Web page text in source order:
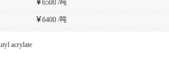
￥6500 /吨
￥6400 /吨
acrylate